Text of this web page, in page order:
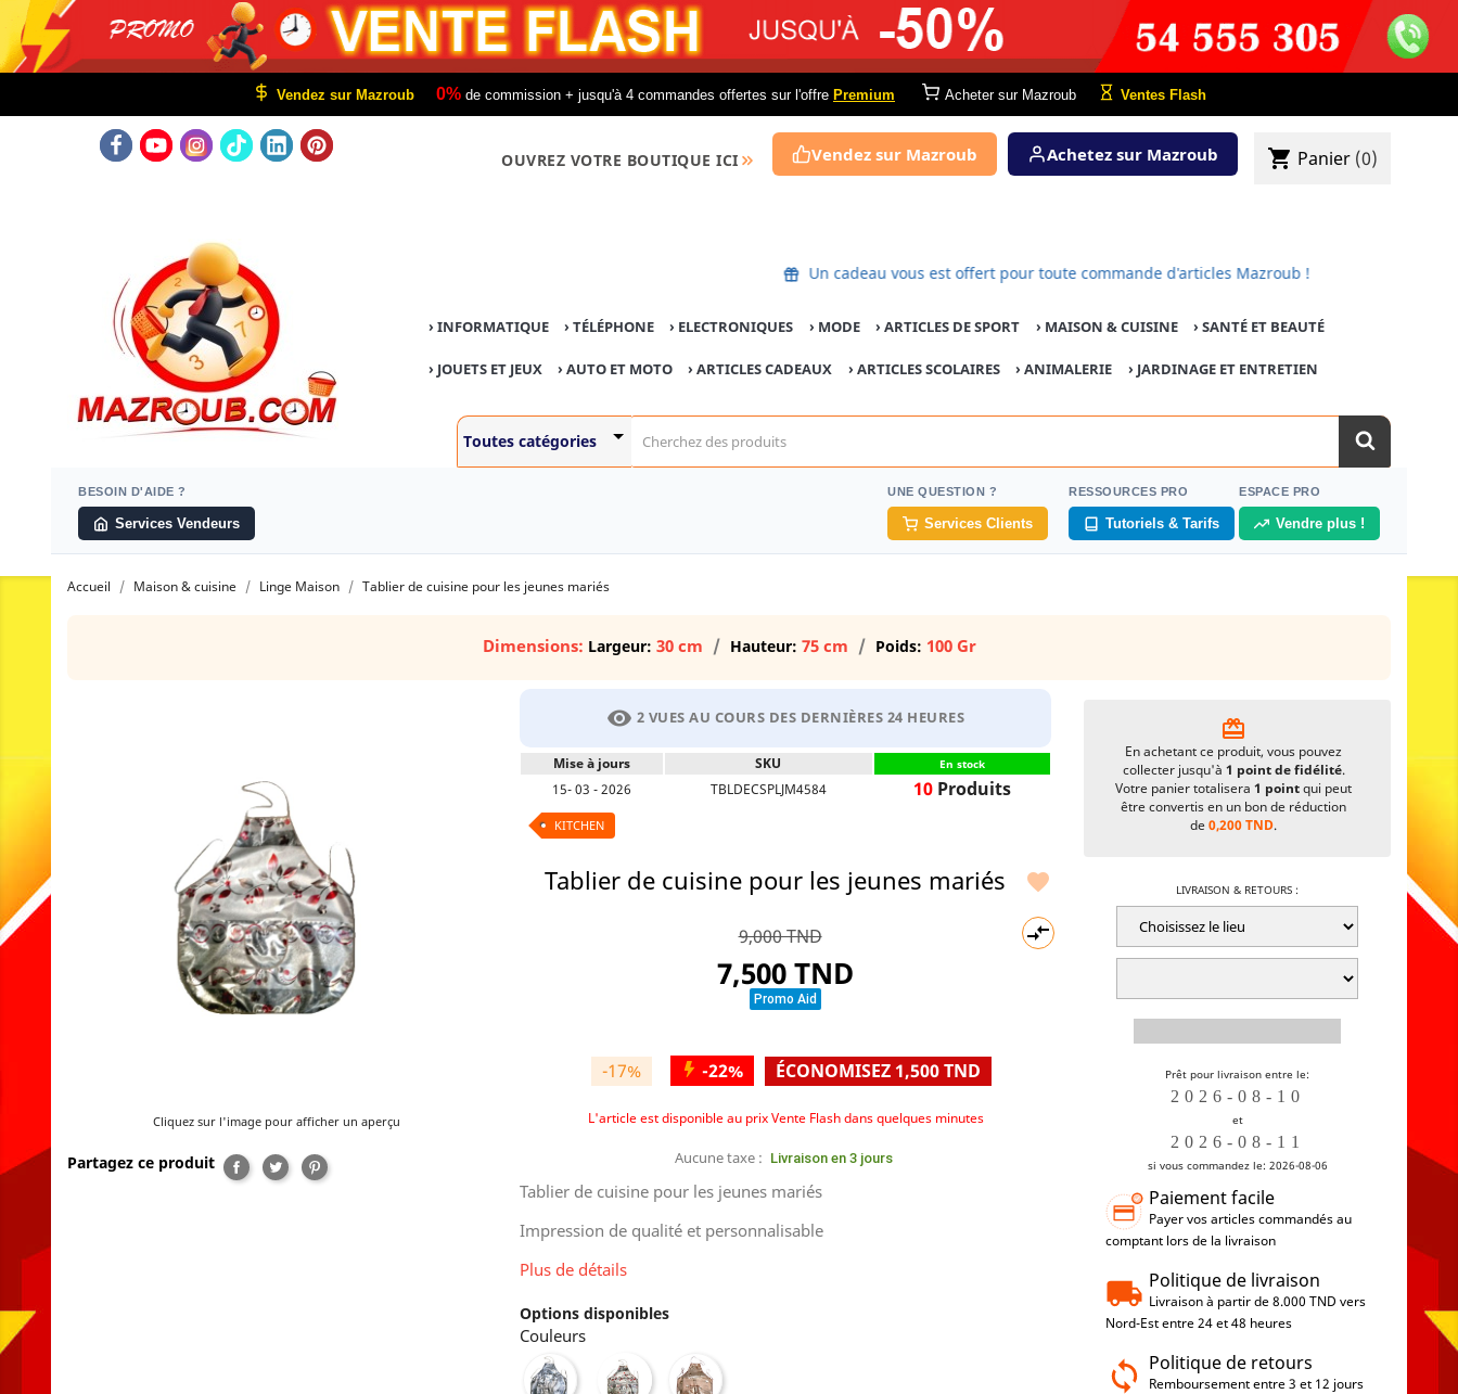
Vendez sur Mazroub 0% de commission + jusqu'à 4 commandes offertes sur l'offre Premium Acheter sur Mazroub Ventes Flash
OUVREZ VOTRE BOUTIQUE ICI Vendez sur Mazroub Achetez sur Mazroub shopping_cart Panier (0)
Un cadeau vous est offert pour toute commande d'articles Mazroub !
› INFORMATIQUE ›TÉLÉPHONE › ELECTRONIQUES › MODE ›ARTICLES DE SPORT › MAISON & CUISINE › SANTÉ ET BEAUTÉ
› JOUETS ET JEUX ›AUTO ET MOTO › ARTICLES CADEAUX › ARTICLES SCOLAIRES ›ANIMALERIE › JARDINAGE ET ENTRETIEN
BESOIN D'AIDE ?
Services Vendeurs
UNE QUESTION ?
Services Clients
RESSOURCES PRO
Tutoriels & Tarifs
ESPACE PRO
Vendre plus !
Accueil Maison & cuisine Linge Maison Tablier de cuisine pour les jeunes mariés
Dimensions: Largeur: 30 cm Hauteur: 75 cm Poids: 100 Gr
Cliquez sur l'image pour afficher un aperçu
Partagez ce produit Partager
TweetPinterest
visibility 2 VUES AU COURS DES DERNIÈRES 24 HEURES
Mise à jours SKU En stock
15- 03 - 2026 TBLDECSPLJM4584 10Produits
KITCHEN


Tablier de cuisine pour les jeunes mariés
9,000 TND
7,500 TND
Promo Aid
-17% -22% ÉCONOMISEZ 1,500 TND
L'article est disponible au prix Vente Flash dans quelques minutes
Aucune taxe : Livraison en 3 jours
Tablier de cuisine pour les jeunes mariés
Impression de qualité et personnalisable
Plus de détails
Options disponibles
Couleurs
Argentée Blanc Doré
card_giftcard
En achetant ce produit, vous pouvez
collecter jusqu'à 1 point de fidélité.
Votre panier totalisera1 pointqui peut
être convertis en un bon de réduction
de0,200 TND.
LIVRAISON & RETOURS :
Prêt pour livraison entre le:
et
si vous commandez le: 2026-08-06
Paiement facile
Payer vos articles commandés au
comptant lors de la livraison
Politique de livraison
Livraison à partir de 8.000 TND vers
Nord-Est entre 24 et 48 heures
Politique de retours
Remboursement entre 3 et 12 jours